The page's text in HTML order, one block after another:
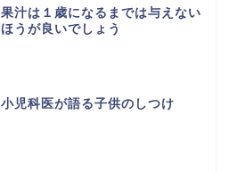
果汁は１歳になるまでは与えない
ほうが良いでしょう
小児科医が語る子供のしつけ